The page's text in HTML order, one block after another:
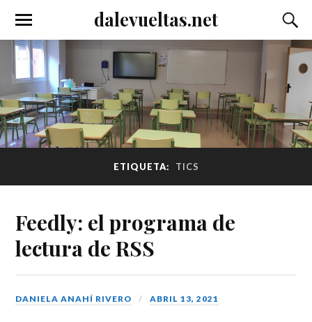
dalevueltas.net
ETIQUETA: TICS
Feedly: el programa de
lectura de RSS
DANIELA ANAHÍ RIVERO ABRIL 13, 2021